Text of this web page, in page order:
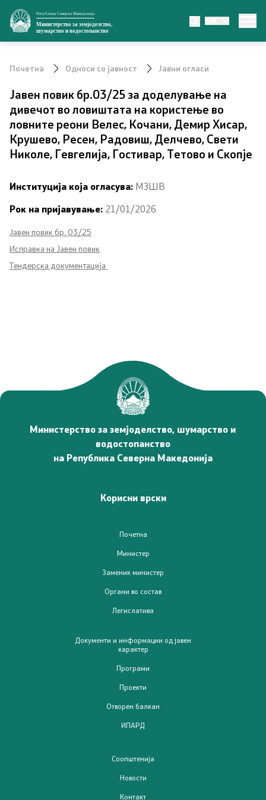
Република Северна Македонија
Министерство за земјоделство,
шумарство и водостопанство
MK
Министерство
Заменик министер
Државен секретар
Превенција од корупција
Односи со јавност
Завршени јавни огласи
Завршени конкурси
Слободен пристап до информации од јавен карактер
Почетна Односи со јавност Јавни огласи
Јавен повик бр.03/25 за доделување на
дивечот во ловиштата на користење во
ловните реони Велес, Кочани, Демир Хисар,
Крушево, Ресен, Радовиш, Делчево, Свети
Николе, Гевгелија, Гостивар, Тетово и Скопје
Институција која огласува: МЗШВ
Рок на пријавување: 21/01/2026
Јавен повик бр. 03/25
Исправка на Јавен повик
Тендерска документација
Министерство за земјоделство, шумарство и
водостопанство
на Република Северна Македонија
Корисни врски
Почетна
Министер
Заменик министер
Органи во состав
Легислатива
Документи и информации од јавен
карактер
Програми
Проекти
Отворен балкан
ИПАРД
Соопштенија
Новости
Контакт